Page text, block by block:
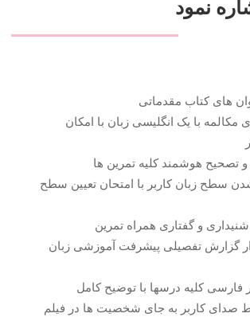
های کتاب مقدماتی
مکالمه با یک انگلیسی زبان با امکان
و تصحیح هوشمند کلیه تمرین ها
سطح زبان کاربر با امتحان تعیین سطح
شنیداری و گفتاری همراه تمرین
گزارش تفصیلی پیشرفت آموزشی زبان
فارسی کلیه درسها با توضیح کامل
صدای کاربر به جای شخصیت ها در فیلم